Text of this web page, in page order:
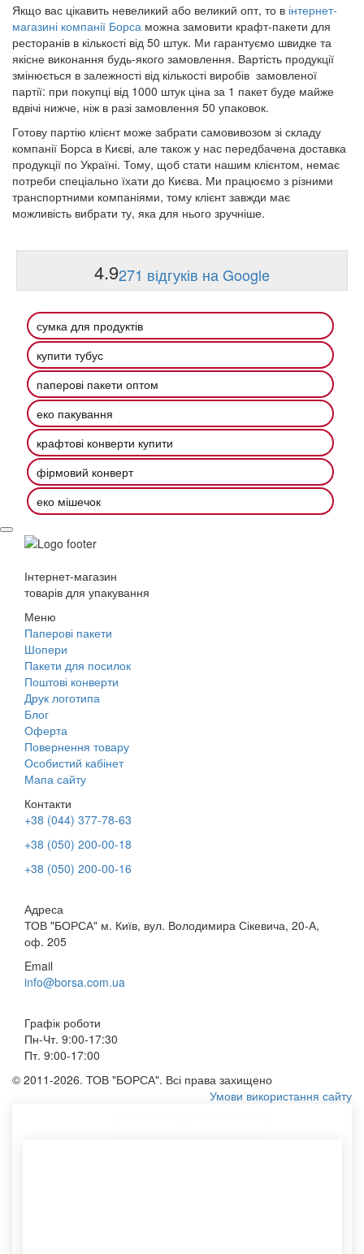
Якщо вас цікавить невеликий або великий опт, то в інтернет-
магазині компанії Борса можна замовити крафт-пакети для
ресторанів в кількості від 50 штук. Ми гарантуємо швидке та
якісне виконання будь-якого замовлення. Вартість продукції
змінюється в залежності від кількості виробів замовленої
партії: при покупці від 1000 штук ціна за 1 пакет буде майже
вдвічі нижче, ніж в разі замовлення 50 упаковок.
Готову партію клієнт може забрати самовивозом зі складу
компанії Борса в Києві, але також у нас передбачена доставка
продукції по Україні. Тому, щоб стати нашим клієнтом, немає
потреби спеціально їхати до Києва. Ми працюємо з різними
транспортними компаніями, тому клієнт завжди має
можливість вибрати ту, яка для нього зручніше.
4.9271 відгуків на Google
сумка для продуктів
купити тубус
паперові пакети оптом
еко пакування
крафтові конверти купити
фірмовий конверт
еко мішечок
Інтернет-магазин
товарів для упакування
Меню
Паперові пакети
Шопери
Пакети для посилок
Поштові конверти
Друк логотипа
Блог
Оферта
Повернення товару
Особистий кабінет
Мапа сайту
Контакти
+38 (044) 377-78-63
+38 (050) 200-00-18
+38 (050) 200-00-16
Адреса
ТОВ "БОРСА" м. Київ, вул. Володимира Сікевича, 20-А,
оф. 205
Email
info@borsa.com.ua
Графік роботи
Пн-Чт. 9:00-17:30
Пт. 9:00-17:00
© 2011-2026. ТОВ "БОРСА". Всі права захищено
Умови використання сайту